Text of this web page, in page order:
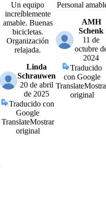
Un equipo
increíblemente
amable. Buenas
bicicletas.
Organización
relajada.
Linda
Schrauwen
20 de abril
de 2025
Traducido con
Google
TranslateMostrar
original
Personal
AMH
Schenk
11 de
octubre
2024
Traducido
con Google
Translate
original